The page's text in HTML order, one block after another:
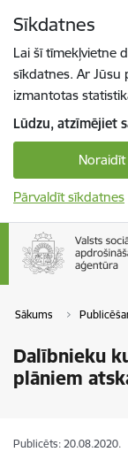
Sīkdatnes
Lai šī tīmekļvietne
sīkdatnes. Ar Jūsu
izmantotas
Lūdzu, atzīmējiet
Noraidīt
Pārvaldīt sīkdatnes
Sākums
Dalībnieku
plāniem
Publicēts: 20.08.2020.